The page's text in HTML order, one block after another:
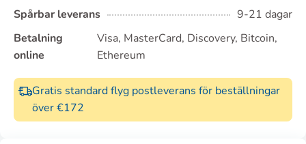
Spårbar leverans
9-21 dagar
Betalning
online
Visa, MasterCard, Discovery, Bitcoin,
Ethereum
Gratis standard flyg postleverans för beställningar
över €172